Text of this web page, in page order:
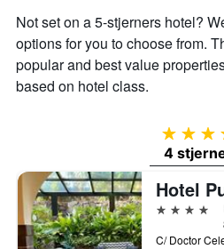
Not set on a 5-stjerners hotel?
options for you to choose from.
popular and best value
based on hotel class.
4
4
4 stjerner